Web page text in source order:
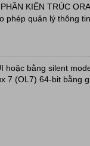
KIẾN TRÚC
quản lý thông
hoặc bằng silent
7 (OL7) 64-bit bằng